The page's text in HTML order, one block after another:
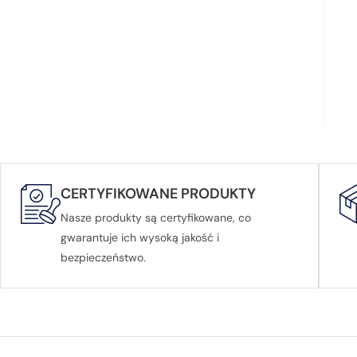
CERTYFIKOWANE PRODUKTY
Nasze produkty są certyfikowane, co
gwarantuje ich wysoką jakość i
bezpieczeństwo.